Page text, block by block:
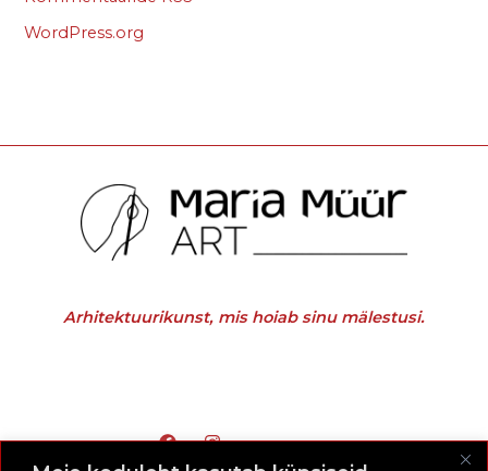
WordPress.org
Arhitektuurikunst, mis hoiab sinu mälestusi.